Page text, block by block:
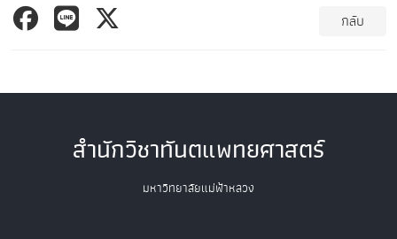
กลับ
สำนักวิชาทันตแพทยศาสตร์
มหาวิทยาลัยแม่ฟ้าหลวง